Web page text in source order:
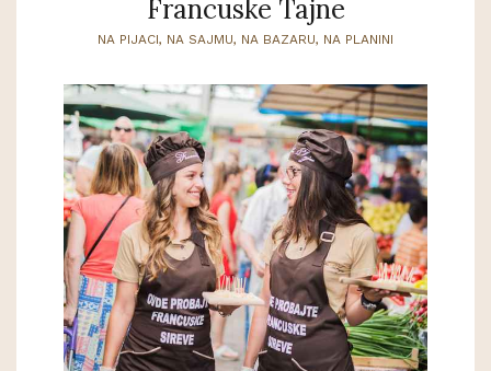
Francuske Tajne
NA PIJACI, NA SAJMU, NA BAZARU, NA PLANINI